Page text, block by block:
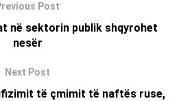
Post
në sektorin publik shqyrohet
nesër
Next Post
të çmimit të naftës ruse,